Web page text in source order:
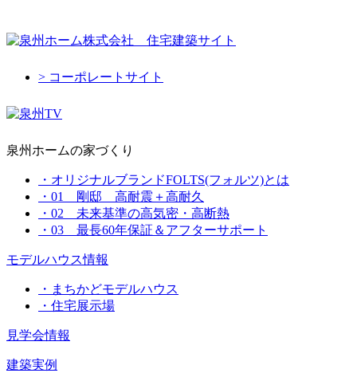
> コーポレートサイト
泉州ホームの家づくり
・オリジナルブランドFOLTS(フォルツ)とは
・01 剛邸 高耐震＋高耐久
・02 未来基準の高気密・高断熱
・03 最長60年保証＆アフターサポート
モデルハウス情報
・まちかどモデルハウス
・住宅展示場
見学会情報
建築実例